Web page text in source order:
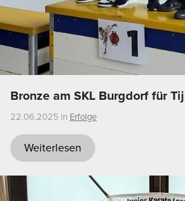
Bronze am SKL Burgdorf für
22.06.2025 in Erfolge
Weiterlesen